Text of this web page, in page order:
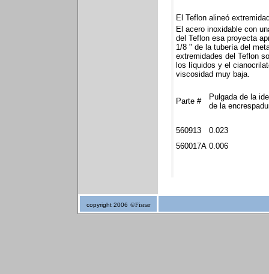
El Teflon alineó
El acero inoxidable con
del Teflon esa proyecta
1/8 " de la tubería del
extremidades del Teflon
los líquidos y el
viscosidad muy baja.
Parte #
Pulgada de la
de la
560913
0.023
560017A 0.006
copyright 2006 ©Fisnar